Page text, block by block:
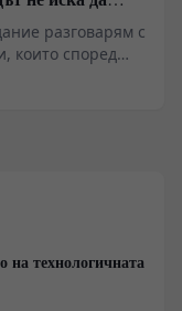
разговарям с
които според
процеси,
най-
И как Израел
за
а
на технологичната